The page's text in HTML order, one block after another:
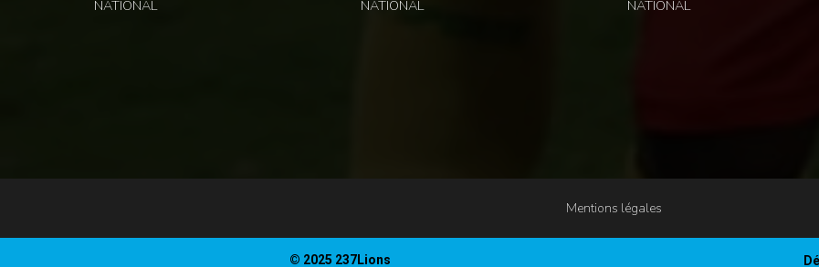
NATIONAL
NATIONAL
NATIONAL
Mentions légales
© 2025 237Lions